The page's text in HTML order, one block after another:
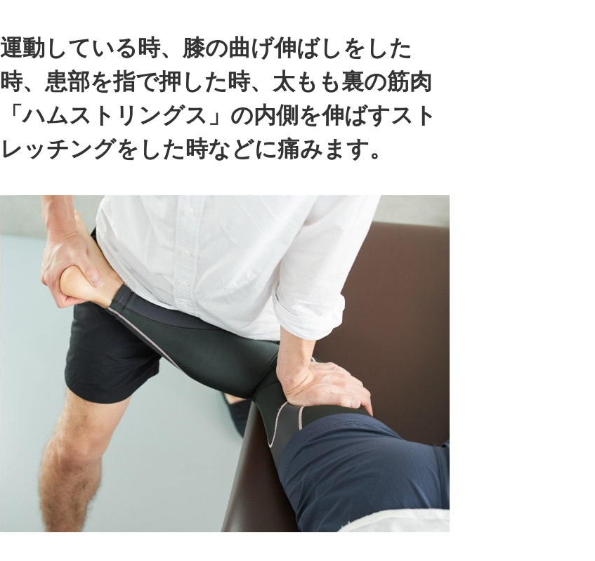
運動している時、膝の曲げ伸ばしをした
時、患部を指で押した時、太もも裏の筋肉
「ハムストリングス」の内側を伸ばすスト
レッチングをした時などに痛みます。